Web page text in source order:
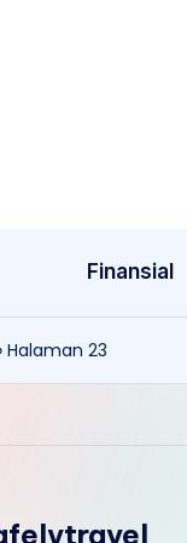
Finansial
Halaman 23